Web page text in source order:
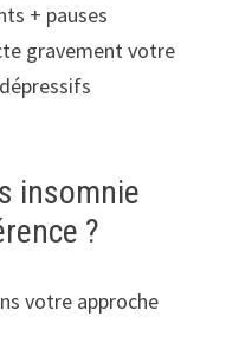
+ pauses
gravement votre
insomnie
?
votre approche